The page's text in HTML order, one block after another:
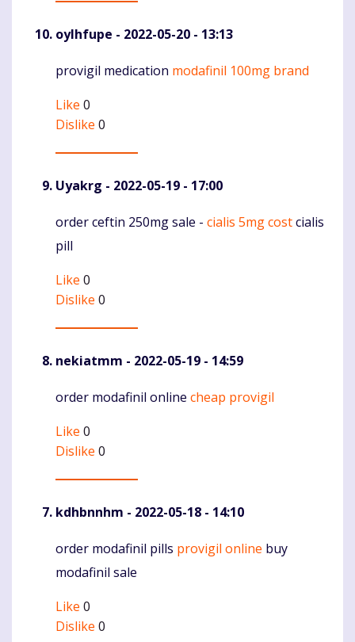
oylhfupe - 2022-05-20 - 13:13
Komentaras
provigil medication modafinil 100mg brand
Like 0
Dislike 0
Uyakrg - 2022-05-19 - 17:00
Komentaras
order ceftin 250mg sale - cialis 5mg costcialis
pill
Like 0
Dislike 0
nekiatmm - 2022-05-19 - 14:59
Komentaras
order modafinil online cheap provigil
Like 0
Dislike 0
kdhbnnhm - 2022-05-18 - 14:10
Komentaras
order modafinil pills provigil online buy
modafinil sale
Like 0
Dislike 0